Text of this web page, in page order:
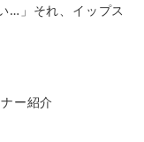
…」それ、イップス
ー紹介